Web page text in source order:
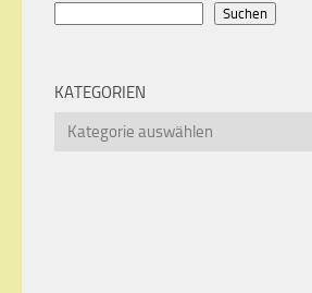
Suchen
KATEGORIEN
Kategorien